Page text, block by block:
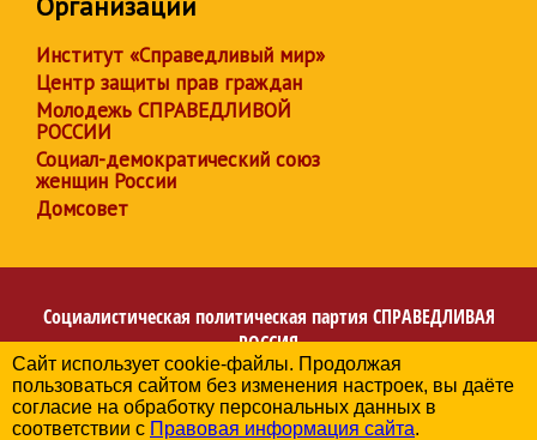
Институт «Справедливый мир»
Центр защиты прав граждан
Молодежь СПРАВЕДЛИВОЙ
РОССИИ
Социал-демократический союз
женщин России
Домсовет
Социалистическая политическая партия СПРАВЕДЛИВАЯ
РОССИЯ
Региональное отделение партии в Калининградской
области
© 2006-2026
Сайт использует cookie-файлы. Продолжая
пользоваться сайтом без изменения настроек, вы даёте
согласие на обработку персональных данных в
соответствии с Правовая информация сайта.